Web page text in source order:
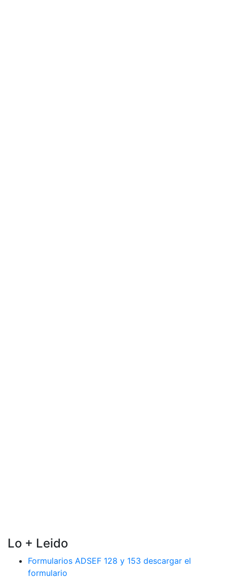
Lo + Leido
Formularios ADSEF 128 y 153 descargar el
formulario